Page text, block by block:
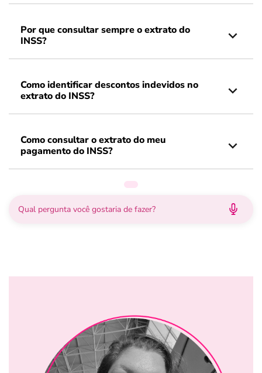
Por que consultar sempre o extrato do
INSS?
Como identificar descontos indevidos no
extrato do INSS?
Como consultar o extrato do meu
pagamento do INSS?